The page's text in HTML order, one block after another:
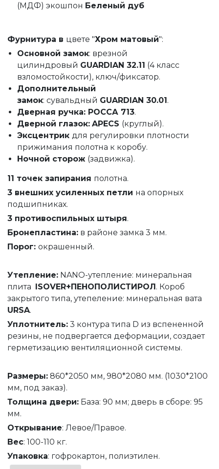
(МДФ) экошпон Беленый дуб
Фурнитура в цвете "Хром матовый":
Основной замок: врезной
цилиндровый GUARDIAN 32.11 (4 класс
взломостойкости), ключ/фиксатор.
Дополнительный
замок: сувальдный GUARDIAN 30.01.
Дверная ручка: РОССА 713.
Дверной глазок: APECS (круглый).
Эксцентрик для регулировки плотности
прижимания полотна к коробу.
Ночной сторож (задвижка).
11 точек запирания полотна.
3 внешних усиленных петли на опорных
подшипниках.
3 противоспильных штыря.
Бронепластина: в районе замка 3 мм.
Порог: окрашенный.
Утепление: NANO-утепление: минеральная
плита ISOVER+ПЕНОПОЛИСТИРОЛ. Короб
закрытого типа, утепеление: минеральная вата
URSA.
Уплотнитель: 3 контура типа D из вспененной
резины, не подвергается деформации, создает
герметизацию вентиляционной системы.
Размеры: 860*2050 мм, 980*2080 мм. (1030*2100
мм, под заказ).
Толщина двери: База: 90 мм; дверь в сборе: 95
мм.
Открывание: Левое/Правое.
Вес: 100-110 кг.
Упаковка: гофрокартон, полиэтилен.